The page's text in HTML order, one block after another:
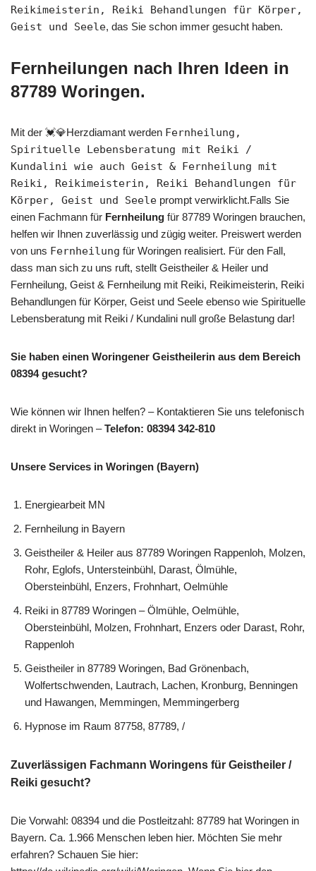
Reikimeisterin, Reiki Behandlungen für Körper,
Geist und Seele, das Sie schon immer gesucht haben.
Fernheilungen nach Ihren Ideen in
87789 Woringen.
Mit der 💓️💎Herzdiamant werden Fernheilung,
Spirituelle Lebensberatung mit Reiki /
Kundalini wie auch Geist & Fernheilung mit
Reiki, Reikimeisterin, Reiki Behandlungen für
Körper, Geist und Seele prompt verwirklicht.Falls Sie
einen Fachmann für Fernheilung für 87789 Woringen brauchen,
helfen wir Ihnen zuverlässig und zügig weiter. Preiswert werden
von uns Fernheilung für Woringen realisiert. Für den Fall,
dass man sich zu uns ruft, stellt Geistheiler & Heiler und
Fernheilung, Geist & Fernheilung mit Reiki, Reikimeisterin, Reiki
Behandlungen für Körper, Geist und Seele ebenso wie Spirituelle
Lebensberatung mit Reiki / Kundalini null große Belastung dar!
Sie haben einen Woringener Geistheilerin aus dem Bereich
08394 gesucht?
Wie können wir Ihnen helfen? – Kontaktieren Sie uns telefonisch
direkt in Woringen –Telefon: 08394 342-810
Unsere Services in Woringen (Bayern)
Energiearbeit MN
Fernheilung in Bayern
Geistheiler & Heiler aus 87789 Woringen Rappenloh, Molzen,
Rohr, Eglofs, Untersteinbühl, Darast, Ölmühle,
Obersteinbühl, Enzers, Frohnhart, Oelmühle
Reiki in 87789 Woringen – Ölmühle, Oelmühle,
Obersteinbühl, Molzen, Frohnhart, Enzers oder Darast, Rohr,
Rappenloh
Geistheiler in 87789 Woringen, Bad Grönenbach,
Wolfertschwenden, Lautrach, Lachen, Kronburg, Benningen
und Hawangen, Memmingen, Memmingerberg
Hypnose im Raum 87758, 87789, /
Zuverlässigen Fachmann Woringens für Geistheiler /
Reiki gesucht?
Die Vorwahl: 08394 und die Postleitzahl: 87789 hat Woringen in
Bayern. Ca. 1.966 Menschen leben hier. Möchten Sie mehr
erfahren? Schauen Sie hier: